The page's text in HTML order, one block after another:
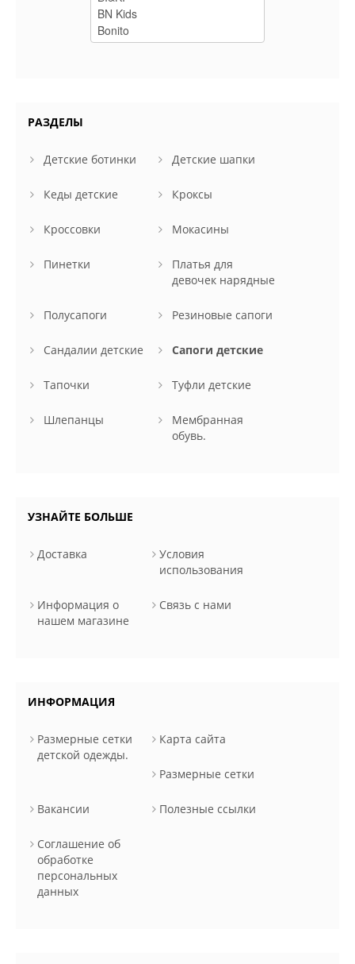
РАЗДЕЛЫ
Детские ботинки Детские шапки
Кеды детские Кроксы
Кроссовки Мокасины
Пинетки
Платья для
девочек нарядные
Полусапоги Резиновые сапоги
Сандалии детские Сапоги детские
Тапочки Туфли детские
Шлепанцы
Мембранная
обувь.
УЗНАЙТЕ БОЛЬШЕ
Доставка
Условия
использования
Информация о
нашем магазине
Связь с нами
ИНФОРМАЦИЯ
Размерные сетки
детской одежды.
Карта сайта
Размерные сетки
Вакансии Полезные ссылки
Соглашение об
обработке
персональных
данных